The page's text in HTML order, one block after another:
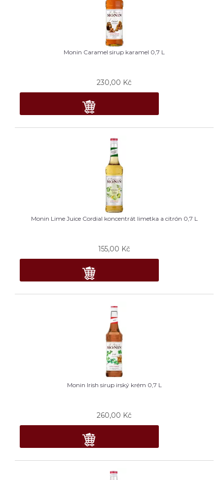
Monin Caramel sirup karamel 0,7 L
230,00 Kč
Monin Lime Juice Cordial koncentrát limetka a citrón 0,7 L
155,00 Kč
Monin Irish sirup irský krém 0,7 L
260,00 Kč